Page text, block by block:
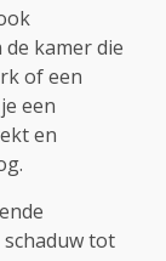
kamer die
of een
een
en
tot